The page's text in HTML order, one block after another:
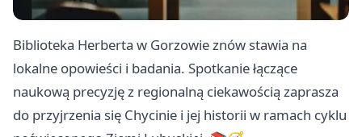
Biblioteka Herberta w Gorzowie znów stawia na
lokalne opowieści i badania. Spotkanie łączące
naukową precyzję z regionalną ciekawością zaprasza
do przyjrzenia się Chycinie i jej historii w ramach cyklu